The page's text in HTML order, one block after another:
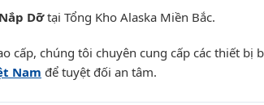
Dỡtại Tổng Kho Alaska Miền Bắc.
cấp, chúng tôi chuyên cung cấp các thiết bị
Nam để tuyệt đối an tâm.